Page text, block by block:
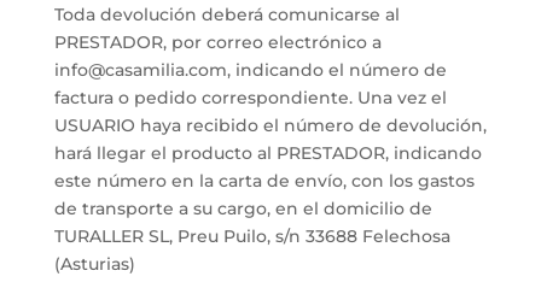
Toda devolución deberá comunicarse al
PRESTADOR, por correo electrónico a
info@casamilia.com, indicando el número de
factura o pedido correspondiente. Una vez el
USUARIO haya recibido el número de devolución,
hará llegar el producto al PRESTADOR, indicando
este número en la carta de envío, con los gastos
de transporte a su cargo, en el domicilio de
TURALLER SL, Preu Puilo, s/n 33688 Felechosa
(Asturias)